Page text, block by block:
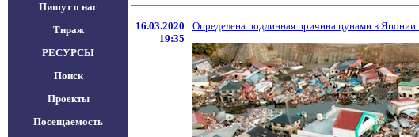
Пишут о нас
Тираж
РЕСУРСЫ
Поиск
Проекты
Посещаемость
16.03.2020
19:35
Определена подлинная причина цунами в Японии